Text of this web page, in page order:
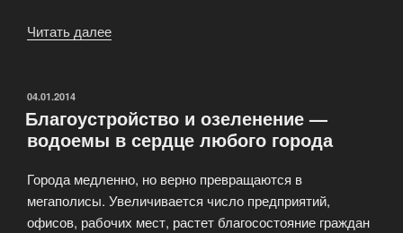
Читать далее
ОПУБЛИКОВАНО
04.01.2014
Благоустройство и озеленение —
водоемы в сердце любого города
Города медленно, но верно превращаются в
мегаполисы. Увеличивается число предприятий,
офисов, рабочих мест, растет благосостояние граждан